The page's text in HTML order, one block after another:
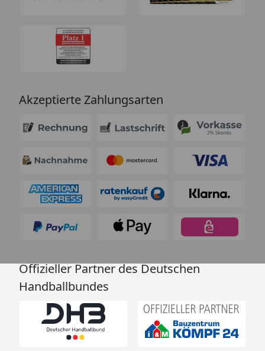
Akzeptierte Zahlungsarten
Offizieller Partner des Deutschen
Handballbundes